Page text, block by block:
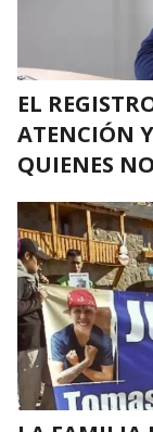
EL
ATENCIÓN
QUIENES